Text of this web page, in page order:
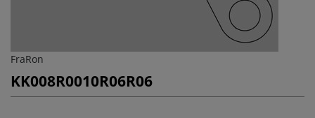
FraRon
KK008R0010R06R06